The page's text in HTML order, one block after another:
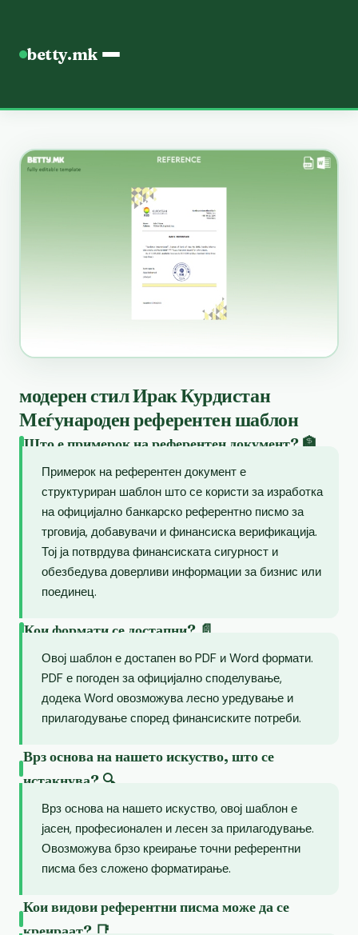
betty.mk
модерен стил Ирак Курдистан
Меѓународен референтен шаблон
Што е примерок на референтен документ? 🏦
Примерок на референтен документ е
структуриран шаблон што се користи за изработка
на официјално банкарско референтно писмо за
трговија, добавувачи и финансиска верификација.
Тој ја потврдува финансиската сигурност и
обезбедува доверливи информации за бизнис или
поединец.
Кои формати се достапни? 📄
Овој шаблон е достапен во PDF и Word формати.
PDF е погоден за официјално споделување,
додека Word овозможува лесно уредување и
прилагодување според финансиските потреби.
Врз основа на нашето искуство, што се
истакнува? 🔍
Врз основа на нашето искуство, овој шаблон е
јасен, професионален и лесен за прилагодување.
Овозможува брзо креирање точни референтни
писма без сложено форматирање.
Кои видови референтни писма може да се
креираат? 📑